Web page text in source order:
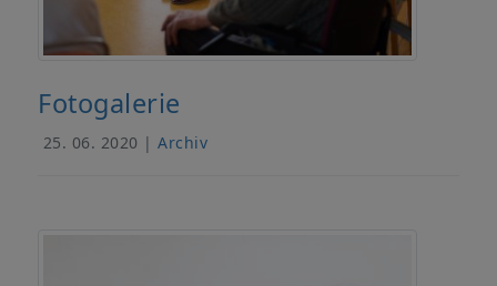
Fotogalerie
25. 06. 2020 |Archiv